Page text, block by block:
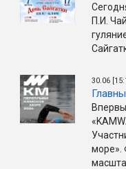
П.И.
30.06
море».